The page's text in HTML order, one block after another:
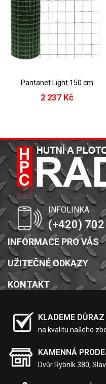
Pantanet Light 150 cm
2 237 Kč
INFOLINKA
(+420)
INFORMACE PRO VÁS
UŽITEČNÉ ODKAZY
KONTAKT
KLADEME DŮRAZ
na kvalitu našeho
KAMENNÁ
Dvůr Rybník 380,